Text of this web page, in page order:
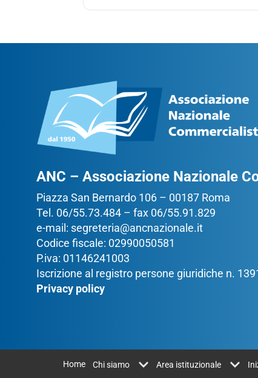
ANC – Associazione Nazionale
Piazza San Bernardo 106 – 00187 Roma
Tel. 06/55.73.484 – fax 06/55.91.829
e-mail: segreteria@ancnazionale.it
Codice fiscale: 02990050581
P.iva: 01146241003
Iscrizione al registro persone giuridiche n.
Privacy policy
Home Chi siamo Area istituzionale